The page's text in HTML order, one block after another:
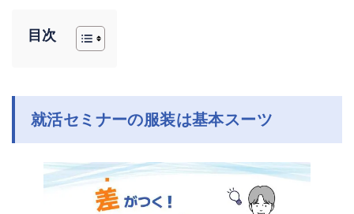
目次
就活セミナーの服装は基本スーツ